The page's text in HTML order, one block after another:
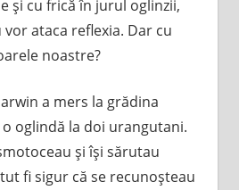
şi cu frică în jurul oglinzii,
ataca reflexia. Dar cu
noastre?
a mers la grădina
oglindă la doi urangutani.
şi îşi sărutau
fi sigur că se recunoşteau